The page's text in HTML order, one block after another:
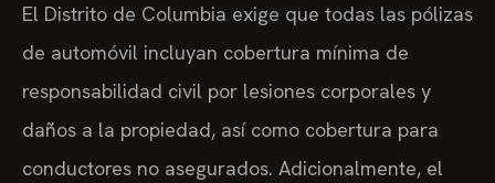
El Distrito de Columbia exige que todas las pólizas
de automóvil incluyan cobertura mínima de
responsabilidad civil por lesiones corporales y
daños a la propiedad, así como cobertura para
conductores no asegurados. Adicionalmente, el